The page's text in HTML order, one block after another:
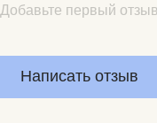
Добавьте первый отзыв
Написать отзыв